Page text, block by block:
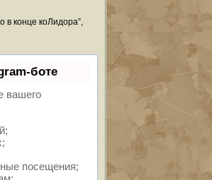
в конце коЛидора”,
боте
вашего
посещения;